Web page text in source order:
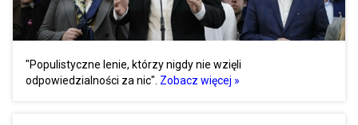
"Populistyczne lenie, którzy nigdy nie wzięli
odpowiedzialności za nic". Zobacz więcej »